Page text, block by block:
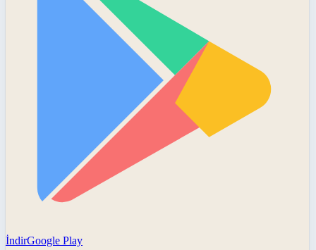
İndirGoogle Play